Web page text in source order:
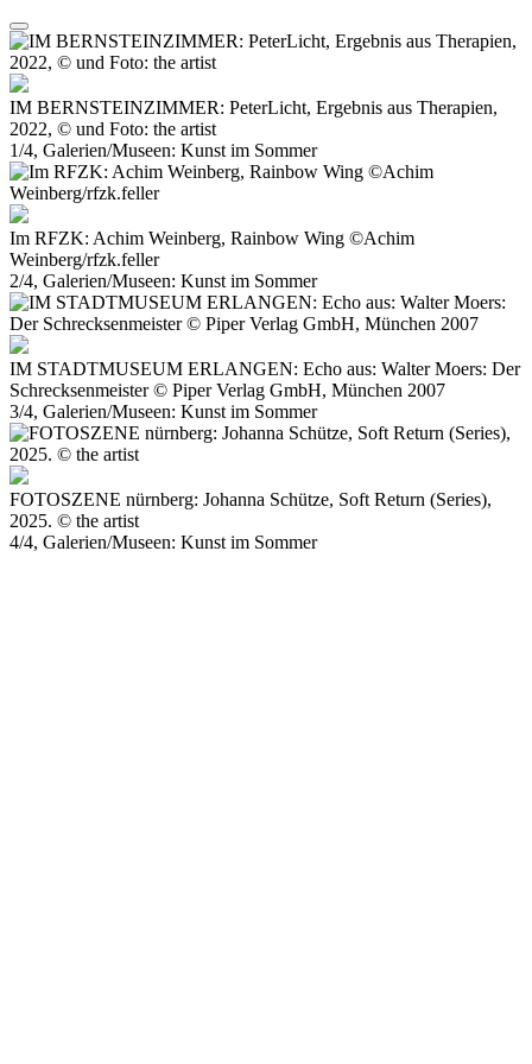
IM BERNSTEINZIMMER: PeterLicht, Ergebnis aus Therapien,
2022, © und Foto: the artist
1/4, Galerien/Museen: Kunst im Sommer
Im RFZK: Achim Weinberg, Rainbow Wing ©Achim
Weinberg/rfzk.feller
2/4, Galerien/Museen: Kunst im Sommer
IM STADTMUSEUM ERLANGEN: Echo aus: Walter Moers: Der
Schrecksenmeister © Piper Verlag GmbH, München 2007
3/4, Galerien/Museen: Kunst im Sommer
FOTOSZENE nürnberg: Johanna Schütze, Soft Return (Series),
2025. ©️ the artist
4/4, Galerien/Museen: Kunst im Sommer